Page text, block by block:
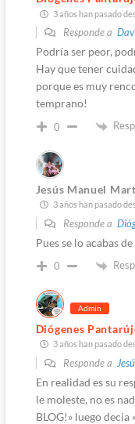
3 años han pasado
Responde a
Podría ser peor,
Hay que tener
porque es muy
temprano!
0
Jesús Manuel
3 años han pasado
Responde a
Pues se lo acabas
0
Admin
Diógenes
3 años han pasado
Responde a
En realidad es su
le moleste, no es
BLOG!» luego